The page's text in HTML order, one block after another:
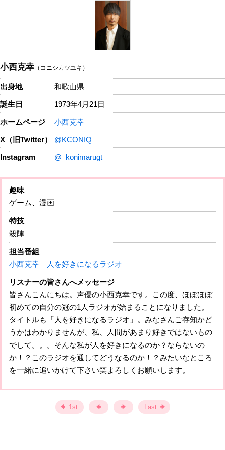
小西克幸 （コニシカツユキ）
出身地 和歌山県
誕生日 1973年4月21日
ホームページ 小西克幸
X（旧Twitter） @KCONIQ
Instagram @_konimarugt_
趣味
ゲーム、漫画
特技
殺陣
担当番組
小西克幸 人を好きになるラジオ
リスナーの皆さんへメッセージ
皆さんこんにちは。声優の小西克幸です。この度、ほぼほぼ
初めての自分の冠の1人ラジオが始まることになりました。
タイトルも「人を好きになるラジオ」。みなさんご存知かど
うかはわかりませんが、私、人間があまり好きではないもの
でして。。。そんな私が人を好きになるのか？ならないの
か！？このラジオを通してどうなるのか！？みたいなところ
を一緒に追いかけて下さい笑よろしくお願いします。
1st Last